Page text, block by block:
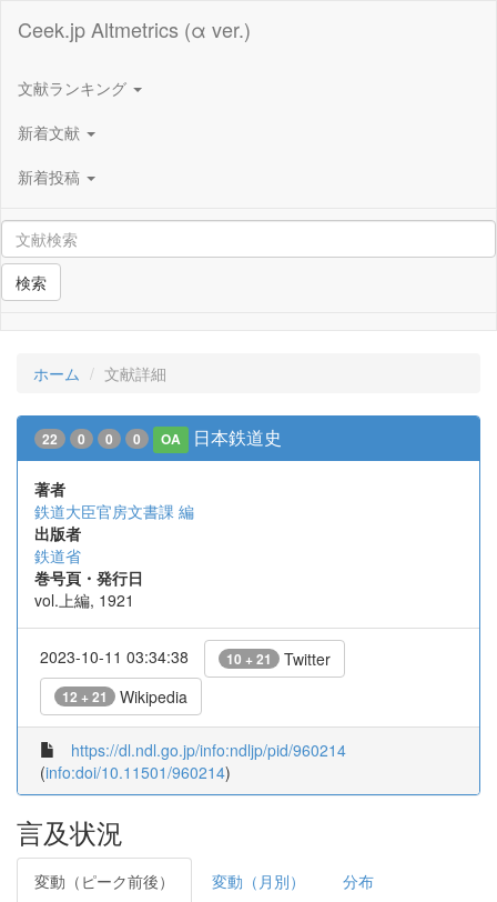
Ceek.jp Altmetrics (α ver.)
文献ランキング
新着文献
新着投稿
検索
ホーム 文献詳細
22 0 0 0 OA 日本鉄道史
著者
鉄道大臣官房文書課 編
出版者
鉄道省
巻号頁・発行日
vol.上編, 1921
2023-10-11 03:34:38 10 + 21 Twitter
12 + 21 Wikipedia
https://dl.ndl.go.jp/info:ndljp/pid/960214
(info:doi/10.11501/960214)
言及状況
変動（ピーク前後） 変動（月別） 分布